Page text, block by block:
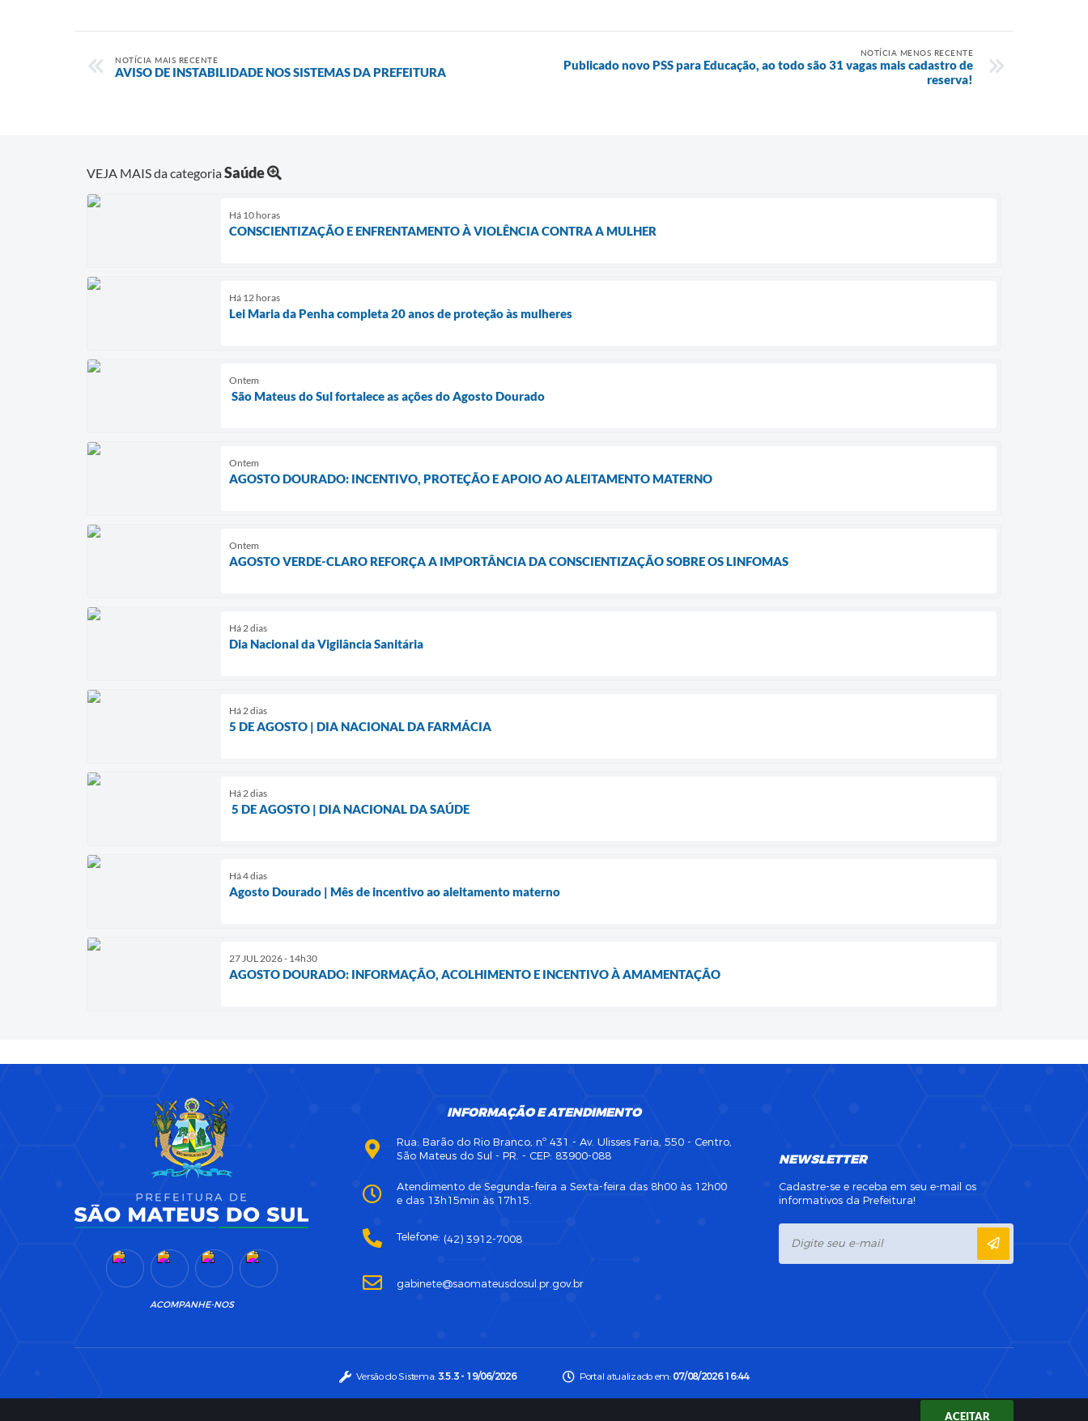
ACEITAR
NOTÍCIA MAIS RECENTE
AVISO DE INSTABILIDADE NOS SISTEMAS DA PREFEITURA
NOTÍCIA MENOS RECENTE
Publicado novo PSS para Educação, ao todo são 31 vagas mais cadastro de
reserva!
VEJA MAIS da categoriaSaúde
Há 10 horas
CONSCIENTIZAÇÃO E ENFRENTAMENTO À VIOLÊNCIA CONTRA A MULHER
Há 12 horas
Lei Maria da Penha completa 20 anos de proteção às mulheres
Ontem
São Mateus do Sul fortalece as ações do Agosto Dourado
Ontem
AGOSTO DOURADO: INCENTIVO, PROTEÇÃO E APOIO AO ALEITAMENTO MATERNO
Ontem
AGOSTO VERDE-CLARO REFORÇA A IMPORTÂNCIA DA CONSCIENTIZAÇÃO SOBRE OS LINFOMAS
Há 2 dias
Dia Nacional da Vigilância Sanitária
Há 2 dias
5 DE AGOSTO | DIA NACIONAL DA FARMÁCIA
Há 2 dias
5 DE AGOSTO | DIA NACIONAL DA SAÚDE
Há 4 dias
Agosto Dourado | Mês de incentivo ao aleitamento materno
27 JUL 2026 - 14h30
AGOSTO DOURADO: INFORMAÇÃO, ACOLHIMENTO E INCENTIVO À AMAMENTAÇÃO
ACOMPANHE-NOS
INFORMAÇÃO E ATENDIMENTO
Rua: Barão do Rio Branco, nº 431 - Av. Ulisses Faria, 550 - Centro,
São Mateus do Sul - PR. - CEP: 83900-088
Atendimento de Segunda-feira a Sexta-feira das 8h00 às 12h00
e das 13h15min às 17h15.
Telefone: (42) 3912-7008
gabinete@saomateusdosul.pr.gov.br
NEWSLETTER
Cadastre-se e receba em seu e-mail os
informativos da Prefeitura!
Versão do Sistema:3.5.3 - 19/06/2026 Portal atualizado em:07/08/2026 16:44